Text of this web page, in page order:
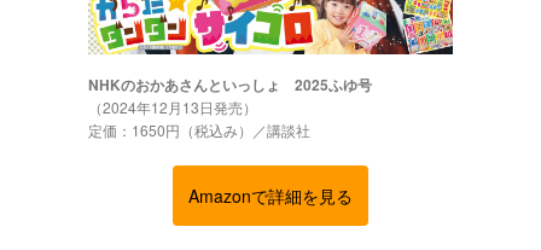
NHKのおかあさんといっしょ 2025ふゆ号
（2024年12月13日発売）
定価：1650円（税込み）／講談社
Amazonで詳細を見る